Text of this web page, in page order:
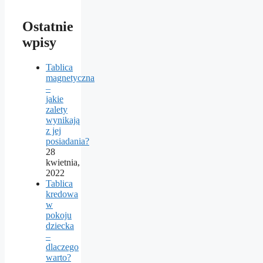
Ostatnie
wpisy
Tablica
magnetyczna
–
jakie
zalety
wynikają
z jej
posiadania?
28
kwietnia,
2022
Tablica
kredowa
w
pokoju
dziecka
–
dlaczego
warto?